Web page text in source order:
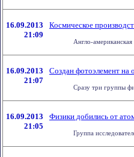
16.09.2013
21:09
Космическое
Англо-
16.09.2013
21:07
Создан фотоэлемент на
Сразу три группы
16.09.2013
21:05
Физики добились от
Группа